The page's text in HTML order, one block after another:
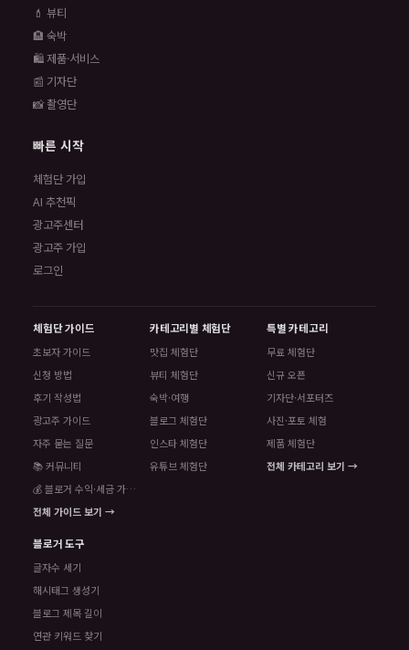
💄 뷰티
🏨 숙박
🛍️ 제품·서비스
📰 기자단
📸 촬영단
빠른 시작
체험단 가입
AI 추천픽
광고주센터
광고주 가입
로그인
체험단 가이드
초보자 가이드
신청 방법
후기 작성법
광고주 가이드
자주 묻는 질문
📚 커뮤니티
💰 블로거 수익·세금 가이드
전체 가이드 보기 →
카테고리별 체험단
맛집 체험단
뷰티 체험단
숙박·여행
블로그 체험단
인스타 체험단
유튜브 체험단
특별 카테고리
무료 체험단
신규 오픈
기자단·서포터즈
사진·포토 체험
제품 체험단
전체 카테고리 보기 →
블로거 도구
글자수 세기
해시태그 생성기
블로그 제목 길이
연관 키워드 찾기